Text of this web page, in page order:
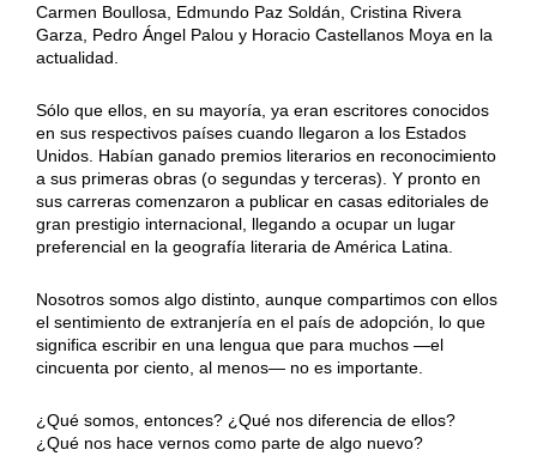
Carmen Boullosa, Edmundo Paz Soldán, Cristina Rivera
Garza, Pedro Ángel Palou y Horacio Castellanos Moya en la
actualidad.
Sólo que ellos, en su mayoría, ya eran escritores conocidos
en sus respectivos países cuando llegaron a los Estados
Unidos. Habían ganado premios literarios en reconocimiento
a sus primeras obras (o segundas y terceras). Y pronto en
sus carreras comenzaron a publicar en casas editoriales de
gran prestigio internacional, llegando a ocupar un lugar
preferencial en la geografía literaria de América Latina.
Nosotros somos algo distinto, aunque compartimos con ellos
el sentimiento de extranjería en el país de adopción, lo que
significa escribir en una lengua que para muchos —el
cincuenta por ciento, al menos— no es importante.
¿Qué somos, entonces? ¿Qué nos diferencia de ellos?
¿Qué nos hace vernos como parte de algo nuevo?